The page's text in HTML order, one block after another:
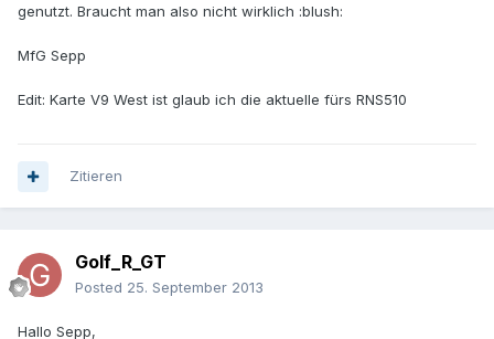
genutzt. Braucht man also nicht wirklich :blush:
MfG Sepp
Edit: Karte V9 West ist glaub ich die aktuelle fürs RNS510
Zitieren
Golf_R_GT
Posted 25. September 2013
Hallo Sepp,